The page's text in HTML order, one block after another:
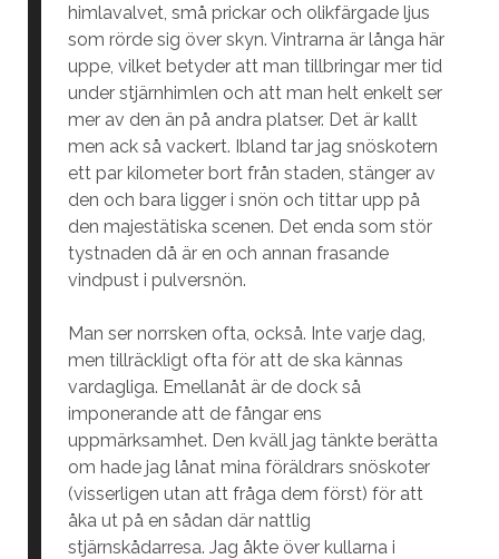
himlavalvet, små prickar och olikfärgade ljus
som rörde sig över skyn. Vintrarna är långa här
uppe, vilket betyder att man tillbringar mer tid
under stjärnhimlen och att man helt enkelt ser
mer av den än på andra platser. Det är kallt
men ack så vackert. Ibland tar jag snöskotern
ett par kilometer bort från staden, stänger av
den och bara ligger i snön och tittar upp på
den majestätiska scenen. Det enda som stör
tystnaden då är en och annan frasande
vindpust i pulversnön.
Man ser norrsken ofta, också. Inte varje dag,
men tillräckligt ofta för att de ska kännas
vardagliga. Emellanåt är de dock så
imponerande att de fångar ens
uppmärksamhet. Den kväll jag tänkte berätta
om hade jag lånat mina föräldrars snöskoter
(visserligen utan att fråga dem först) för att
åka ut på en sådan där nattlig
stjärnskådarresa. Jag åkte över kullarna i